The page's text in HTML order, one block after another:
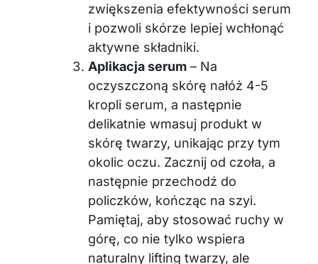
zwiększenia efektywności serum
i pozwoli skórze lepiej wchłonąć
aktywne składniki.
Aplikacja serum – Na
oczyszczoną skórę nałóż 4-5
kropli serum, a następnie
delikatnie wmasuj produkt w
skórę twarzy, unikając przy tym
okolic oczu. Zacznij od czoła, a
następnie przechodź do
policzków, kończąc na szyi.
Pamiętaj, aby stosować ruchy w
górę, co nie tylko wspiera
naturalny lifting twarzy, ale